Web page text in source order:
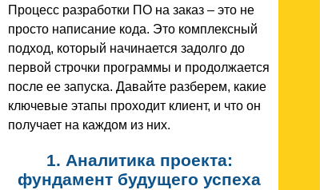
Процесс разработки ПО на заказ – это не
просто написание кода. Это комплексный
подход, который начинается задолго до
первой строчки программы и продолжается
после ее запуска. Давайте разберем, какие
ключевые этапы проходит клиент, и что он
получает на каждом из них.
1. Аналитика проекта:
фундамент будущего успеха